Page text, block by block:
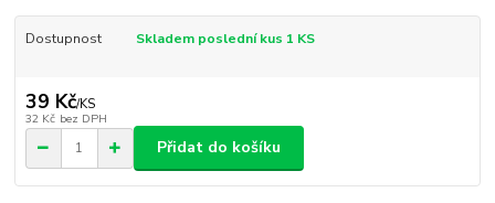
Dostupnost Skladem poslední kus 1 KS
39 Kč/KS
32 Kč bez DPH
Přidat do košíku